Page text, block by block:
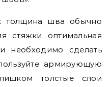
толщина шва обычно
стяжки оптимальная
необходимо сделать
армирующую
толстые слои